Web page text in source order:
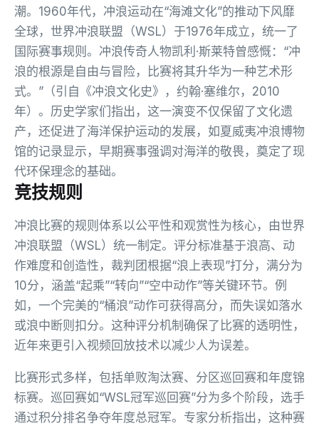
潮。1960年代，冲浪运动在“海滩文化”的推动下风靡
全球，世界冲浪联盟（WSL）于1976年成立，统一了
国际赛事规则。冲浪传奇人物凯利·斯莱特曾感慨：“冲
浪的根源是自由与冒险，比赛将其升华为一种艺术形
式。”（引自《冲浪文化史》，约翰·塞维尔，2010
年）。历史学家们指出，这一演变不仅保留了文化遗
产，还促进了海洋保护运动的发展，如夏威夷冲浪博物
馆的记录显示，早期赛事强调对海洋的敬畏，奠定了现
代环保理念的基础。
竞技规则
冲浪比赛的规则体系以公平性和观赏性为核心，由世界
冲浪联盟（WSL）统一制定。评分标准基于浪高、动
作难度和创造性，裁判团根据“浪上表现”打分，满分为
10分，涵盖“起乘”“转向”“空中动作”等关键环节。例
如，一个完美的“桶浪”动作可获得高分，而失误如落水
或浪中断则扣分。这种评分机制确保了比赛的透明性，
近年来更引入视频回放技术以减少人为误差。
比赛形式多样，包括单败淘汰赛、分区巡回赛和年度锦
标赛。巡回赛如“WSL冠军巡回赛”分为多个阶段，选手
通过积分排名争夺年度总冠军。专家分析指出，这种赛